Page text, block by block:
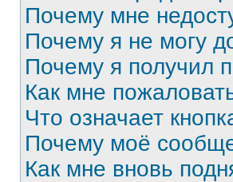
Почему мне
Почему я не могу
Почему я получил
Как мне
Что означает
Почему моё
Как мне вновь